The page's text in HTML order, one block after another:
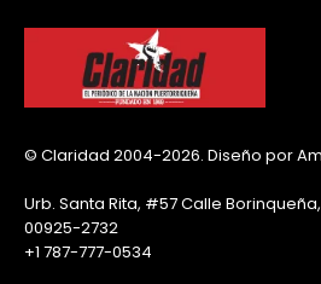
© Claridad 2004-2026. Diseño por
Urb. Santa Rita, #57 Calle
00925-2732
+1 787-777-0534